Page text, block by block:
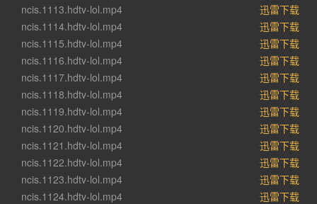
ncis.1113.hdtv-lol.mp4
迅雷下载
ncis.1114.hdtv-lol.mp4
迅雷下载
ncis.1115.hdtv-lol.mp4
迅雷下载
ncis.1116.hdtv-lol.mp4
迅雷下载
ncis.1117.hdtv-lol.mp4
迅雷下载
ncis.1118.hdtv-lol.mp4
迅雷下载
ncis.1119.hdtv-lol.mp4
迅雷下载
ncis.1120.hdtv-lol.mp4
迅雷下载
ncis.1121.hdtv-lol.mp4
迅雷下载
ncis.1122.hdtv-lol.mp4
迅雷下载
ncis.1123.hdtv-lol.mp4
迅雷下载
ncis.1124.hdtv-lol.mp4
迅雷下载